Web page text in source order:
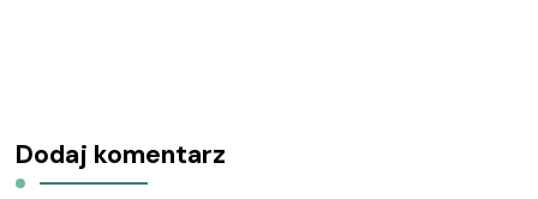
Dodaj komentarz